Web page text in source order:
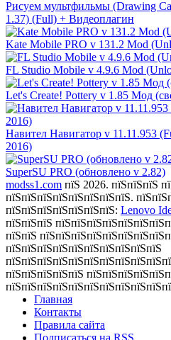
Рисуем мультфильмы (Drawing
1.37) (Full) + Видеоплагин
Kate Mobile PRO v 131.2 Mod
FL Studio Mobile v 4.9.6 Mod
Let's Create! Pottery v 1.85 Мод
Навител Навигатор v 11.11.953
2016)
SuperSU PRO (обновлено v 2.82)
modss1.com пїЅ 2026. пїЅпїЅпїЅ
пїЅпїЅпїЅпїЅпїЅпїЅпїЅпїЅ.
пїЅпїЅпїЅпїЅпїЅпїЅпїЅ: Lenovo
пїЅпїЅпїЅ
пїЅпїЅ
пїЅпїЅпїЅпїЅпїЅпїЅпїЅпїЅпїЅпїЅ
пїЅпїЅпїЅпїЅпїЅ
Главная
Контакты
Правила сайта